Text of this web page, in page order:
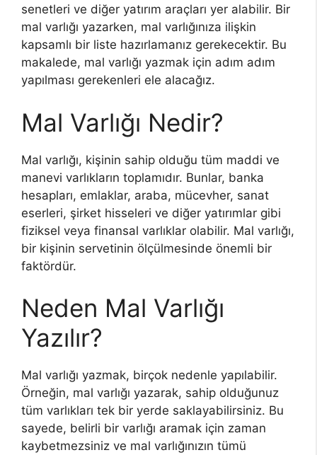
senetleri ve diğer yatırım araçları yer alabilir. Bir
mal varlığı yazarken, mal varlığınıza ilişkin
kapsamlı bir liste hazırlamanız gerekecektir. Bu
makalede, mal varlığı yazmak için adım adım
yapılması gerekenleri ele alacağız.
Mal Varlığı Nedir?
Mal varlığı, kişinin sahip olduğu tüm maddi ve
manevi varlıkların toplamıdır. Bunlar, banka
hesapları, emlaklar, araba, mücevher, sanat
eserleri, şirket hisseleri ve diğer yatırımlar gibi
fiziksel veya finansal varlıklar olabilir. Mal varlığı,
bir kişinin servetinin ölçülmesinde önemli bir
faktördür.
Neden Mal Varlığı
Yazılır?
Mal varlığı yazmak, birçok nedenle yapılabilir.
Örneğin, mal varlığı yazarak, sahip olduğunuz
tüm varlıkları tek bir yerde saklayabilirsiniz. Bu
sayede, belirli bir varlığı aramak için zaman
kaybetmezsiniz ve mal varlığınızın tümü